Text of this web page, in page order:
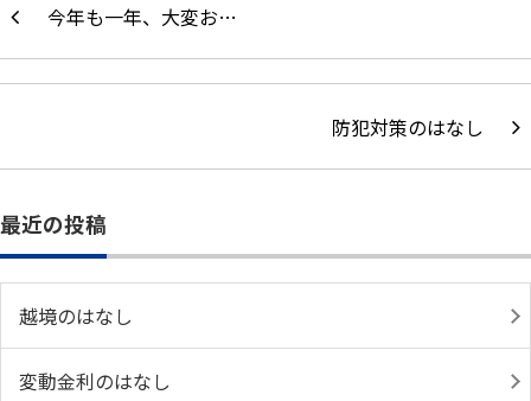
今年も一年、大変お…
防犯対策のはなし
最近の投稿
越境のはなし
変動金利のはなし